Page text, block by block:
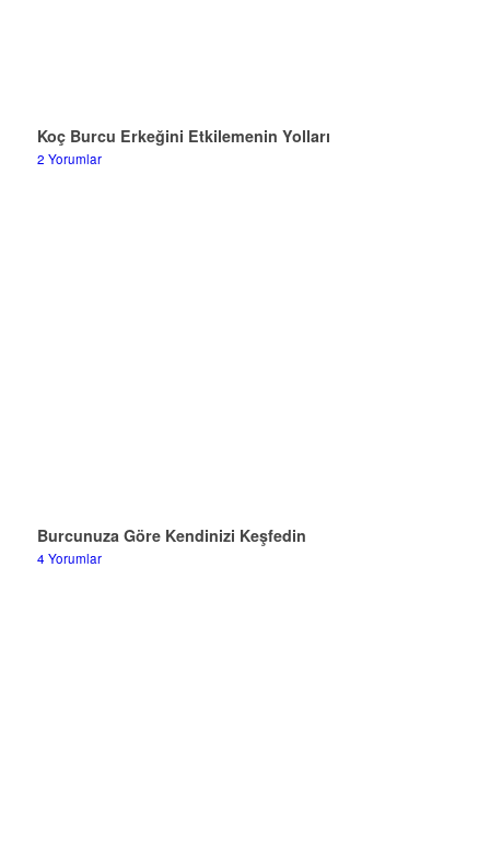
Koç Burcu Erkeğini Etkilemenin Yolları
2 Yorumlar
Burcunuza Göre Kendinizi Keşfedin
4 Yorumlar